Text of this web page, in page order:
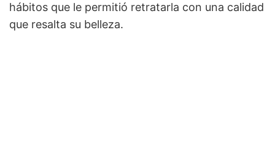
hábitos que le permitió retratarla con una calidad
que resalta su belleza.